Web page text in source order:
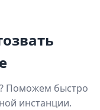
Поможем быстро
инстанции.